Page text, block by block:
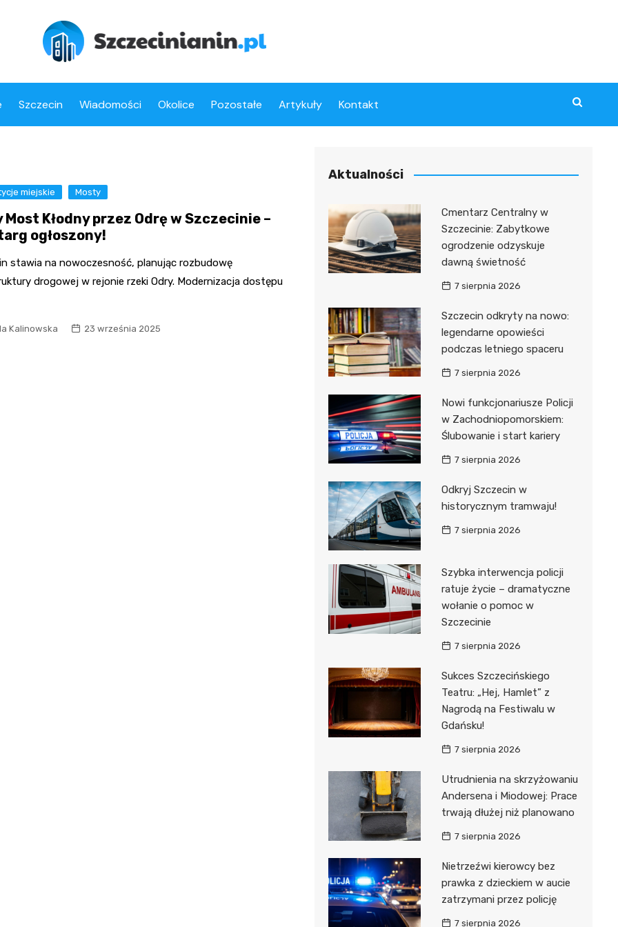
Szczecin Wiadomości Okolice Pozostałe Artykuły Kontakt
miejskie Mosty
Most Kłodny przez Odrę w Szczecinie –
ogłoszony!
stawia na nowoczesność, planując rozbudowę
drogowej w rejonie rzeki Odry. Modernizacja dostępu
Kalinowska 23 września 2025
Aktualności
Cmentarz Centralny w
Szczecinie: Zabytkowe
ogrodzenie odzyskuje
dawną świetność
7 sierpnia 2026
Szczecin odkryty na nowo:
legendarne opowieści
podczas letniego spaceru
7 sierpnia 2026
Nowi funkcjonariusze Policji
w Zachodniopomorskiem:
Ślubowanie i start kariery
7 sierpnia 2026
Odkryj Szczecin w
historycznym tramwaju!
7 sierpnia 2026
Szybka interwencja policji
ratuje życie – dramatyczne
wołanie o pomoc w
Szczecinie
7 sierpnia 2026
Sukces Szczecińskiego
Teatru: „Hej, Hamlet” z
Nagrodą na Festiwalu w
Gdańsku!
7 sierpnia 2026
Utrudnienia na skrzyżowaniu
Andersena i Miodowej: Prace
trwają dłużej niż planowano
7 sierpnia 2026
Nietrzeźwi kierowcy bez
prawka z dzieckiem w aucie
zatrzymani przez policję
7 sierpnia 2026